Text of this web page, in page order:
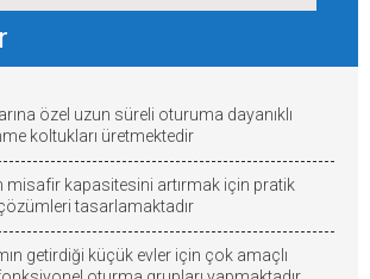
özel uzun süreli oturuma dayanıklı
koltukları üretmektedir
misafir kapasitesini artırmak için pratik
tasarlamaktadır
getirdiği küçük evler için çok amaçlı